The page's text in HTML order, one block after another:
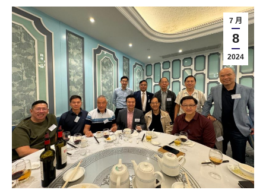
7 月
8
2024